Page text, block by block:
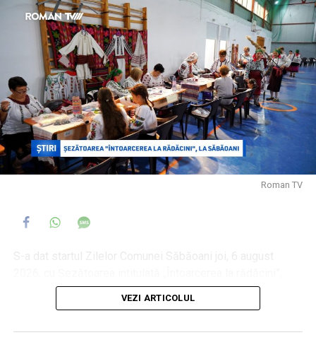
Într-un anunț pe pagina oficială, Primăria Municipiului
Roman a precizat că se închid bazinele, însă a invocat
drept motive „condițiile meteorologice nefavorabile
prognozate pentru acest sfârșit de săptămână”, „efectele
fenomenelor meteorologice înregistrate în cursul zilei de
ieri, inclusiv furtuna de nisip” și „depășiri ale unor indicatori
privind calitatea apei”, fără a face referire la bacteria
depistată în urma analizelor.
Roman TV
dedicată săbăonenilor veniți din diaspora, pentru a se
reuni cu familia și cu prietenii rămași în comunitate.
VEZI ARTICOLUL